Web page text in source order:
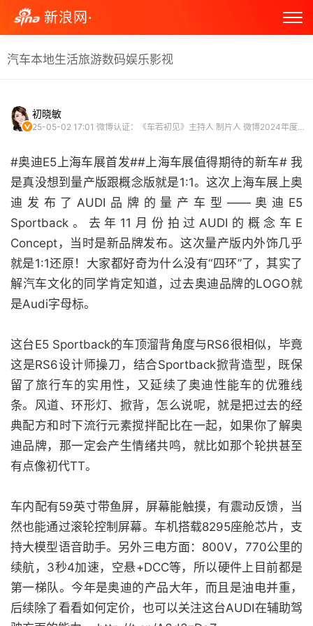
新浪网·
汽车本地生活旅游数码娱乐影视
初晓敏
25-05-02 17:01 微博认证：《车若初见》主持人 制片人 微博2024年度跨域之星 微博原创视频博主
#奥迪E5上海车展首发##上海车展值得期待的新车# 我
是真没想到量产版跟概念版就是1:1。这次上海车展上奥
迪发布了AUDI品牌的量产车型——奥迪E5
Sportback。去年11月份拍过AUDI的概念车E
Concept，当时是新品牌发布。这次量产版内外饰几乎
就是1:1还原！大家都好奇为什么没有“四环”了，其实了
解汽车文化的同学肯定知道，过去奥迪品牌的LOGO就
是Audi字母标。
这台E5 Sportback的车顶溜背角度与RS6很相似，毕竟
这是RS6设计师操刀，结合Sportback掀背造型，既保
留了旅行车的实用性，又延续了奥迪性能车的优雅线
条。风道、环形灯、掀背，怎么说呢，就是把过去的经
典配方和时下流行元素搅拌配比在一起，如果你了解奥
迪品牌，那一定会产生情绪共鸣，就比如那个轮拱甚至
有点像初代TT。
车内配有59英寸带鱼屏，屏幕能触摸，有震动反馈，当
然也能通过滚轮控制屏幕。车机搭载8295座舱芯片，支
持大模型语音助手。另外三电方面：800V，770公里的
续航，3秒4加速，空悬+DCC等，所以硬件上目前都是
第一梯队。今年是奥迪的产品大年，而且是油电并重，
后续除了看看如何定价，也可以关注这台AUDI在辅助驾